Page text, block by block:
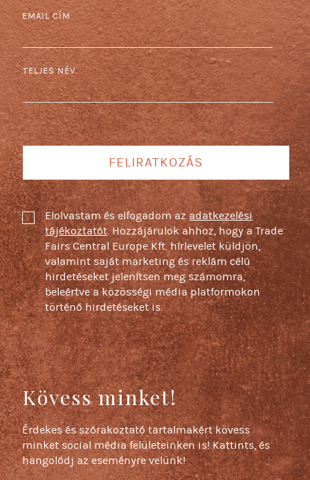
EMAIL CÍM
TELJES NÉV
FELIRATKOZÁS
Elolvastam és elfogadom azadatkezelési
tájékoztatót. Hozzájárulok ahhoz, hogy a Trade
Fairs Central Europe Kft. hírlevelet küldjön,
valamint saját marketing és reklám célú
hirdetéseket jelenítsen meg számomra,
beleértve a közösségi média platformokon
történő hirdetéseket is.
Kövess minket!
Érdekes és szórakoztató tartalmakért kövess
minket social média felületeinken is! Kattints, és
hangolódj az eseményre velünk!